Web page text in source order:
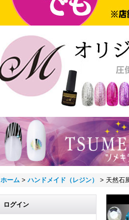
ホーム > ハンドメイド（レジン） > 天然石
ログイン